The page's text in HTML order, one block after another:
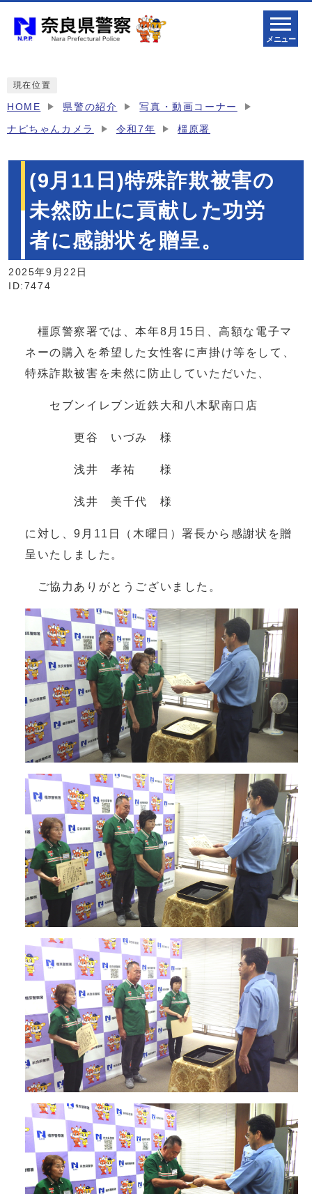
メニュー
現在位置
HOME 県警の紹介 写真・動画コーナー
ナピちゃんカメラ 令和7年 橿原署
(9月11日)特殊詐欺被害の
未然防止に貢献した功労
者に感謝状を贈呈。
2025年9月22日
ID:7474
橿原警察署では、本年8月15日、高額な電子マ
ネーの購入を希望した女性客に声掛け等をして、
特殊詐欺被害を未然に防止していただいた、
セブンイレブン近鉄大和八木駅南口店
更谷 いづみ 様
浅井 孝祐 様
浅井 美千代 様
に対し、9月11日（木曜日）署長から感謝状を贈
呈いたしました。
ご協力ありがとうございました。